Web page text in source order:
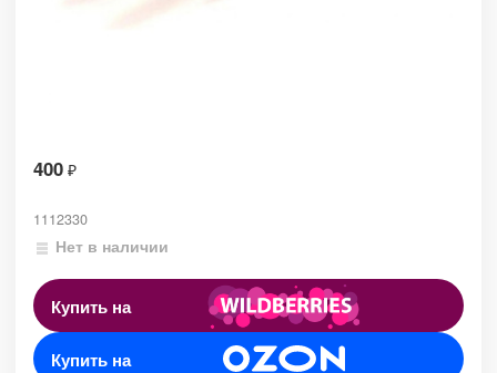
400 ₽
1112330
Нет в наличии
Купить на
Купить на